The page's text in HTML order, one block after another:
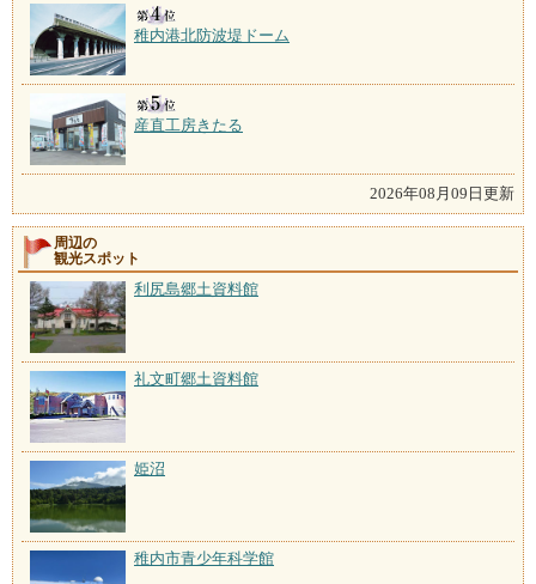
稚内港北防波堤ドーム
産直工房きたる
2026年08月09日更新
周辺の
観光スポット
利尻島郷土資料館
礼文町郷土資料館
姫沼
稚内市青少年科学館